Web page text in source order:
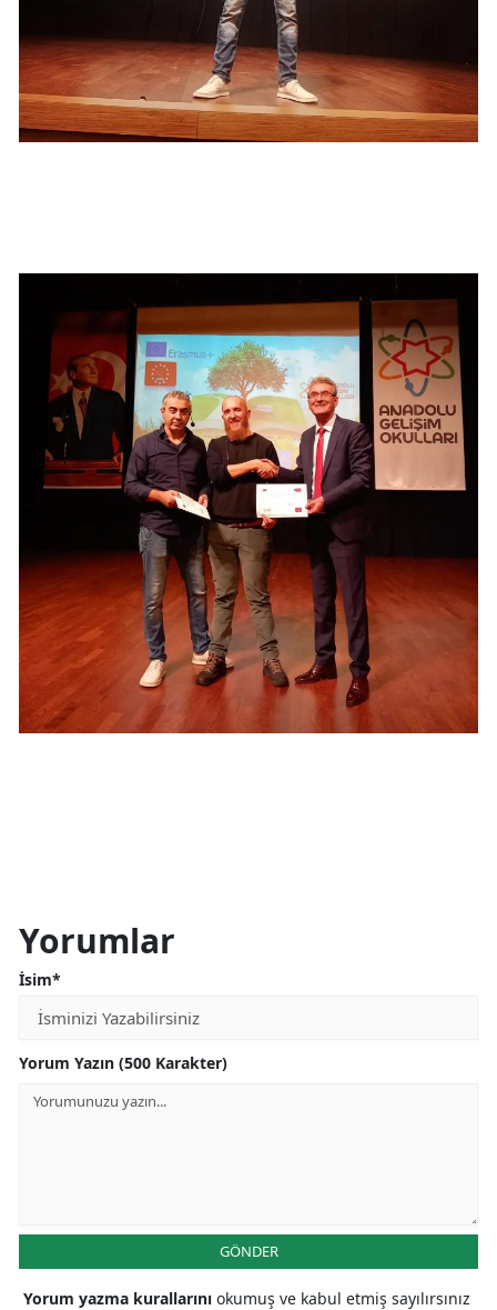
Siirt
Sinop
Trabzon
Tunceli
Şanlıurfa
Uşak
Van
Yozgat
Zonguldak
Aksaray
Bayburt
Karaman
Yorumlar
İsim*
Yorum Yazın (500 Karakter)
GÖNDER
Yorum yazma kurallarını okumuş ve kabul etmiş sayılırsınız